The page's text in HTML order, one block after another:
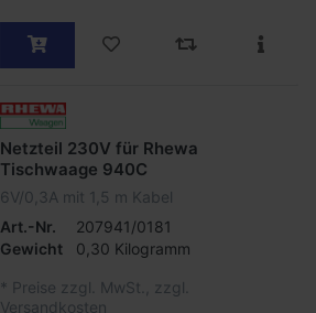
Netzteil 230V für Rhewa
Tischwaage 940C
6V/0,3A mit 1,5 m Kabel
Art.-Nr.
207941/0181
Gewicht
0,30 Kilogramm
* Preise zzgl. MwSt., zzgl.
Versandkosten